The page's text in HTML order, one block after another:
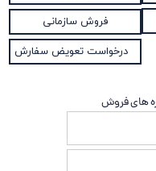
فروش سازمانی
درخواست تعویض سفارش
های فروش